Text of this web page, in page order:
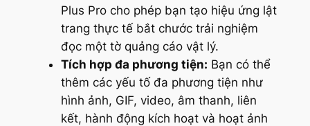
Plus Pro cho phép bạn tạo hiệu ứng lật
trang thực tế bắt chước trải nghiệm
đọc một tờ quảng cáo vật lý.
Tích hợp đa phương tiện: Bạn có thể
thêm các yếu tố đa phương tiện như
hình ảnh, GIF, video, âm thanh, liên
kết, hành động kích hoạt và hoạt ảnh